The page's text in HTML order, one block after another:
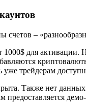
счетов –
для активации.
уже трейдерам
Также нет
предоставляется демо-